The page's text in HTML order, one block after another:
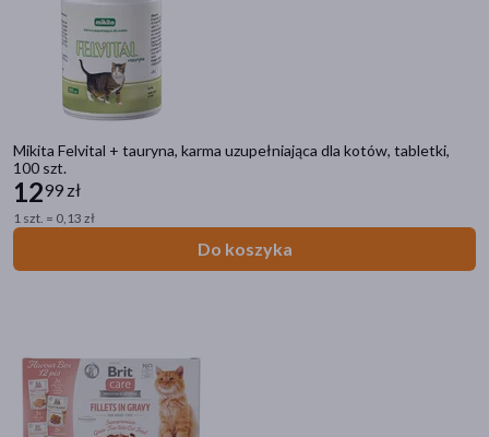
Mikita Felvital + tauryna, karma uzupełniająca dla kotów, tabletki,
100 szt.
1299 zł
1 szt. = 0,13 zł
Do koszyka